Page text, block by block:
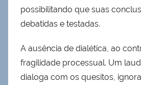
possibilitando que suas
debatidas e testadas.
A ausência de dialética, ao
fragilidade processual. Um
dialoga com os quesitos,